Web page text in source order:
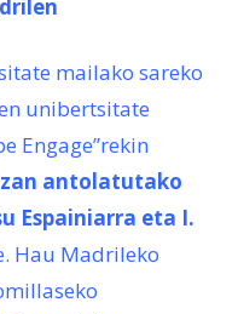
mailako sareko
unibertsitate
Engage”rekin
antolatutako
Espainiarra eta I.
Hau Madrileko